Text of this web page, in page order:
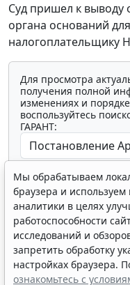
Суд пришел к выводу
органа оснований
налогоплательщику
Для просмотра
получения полной
изменениях и
воспользуйтесь
ГАРАНТ:
Мы обрабатываем
браузера и
аналитики в целях
работоспособности
исследований и
запретить обработку
настройках браузера.
ознакомьтесь с